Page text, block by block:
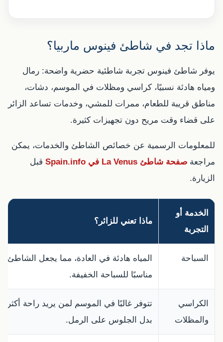
ماذا تجد في شاطئ فينوس ماربيا؟
يوفر شاطئ فينوس تجربة شاطئية حضرية واضحة: رمال
ومياه هادئة نسبيًا، كراسي ومظلات في الموسم، دشات،
مناطق قريبة للطعام، ممرات للمشي، وخدمات تساعد الزائر
على قضاء وقت مريح دون تجهيزات كثيرة.
للمعلومات الرسمية عن خصائص الشاطئ والخدمات، يمكن
مراجعة صفحة شاطئ La Venus في Spain.info
قبل
الزيارة.
الخدمة أو
التجربة
ماذا تعني للزائر؟
السباحة
المياه هادئة في العادة، مما يجعل الشاطئ
مناسبًا للسباحة الخفيفة.
الكراسي
والمظلات
تتوفر غالبًا في الموسم لمن يريد راحة أكثر
بدل الجلوس على الرمل.